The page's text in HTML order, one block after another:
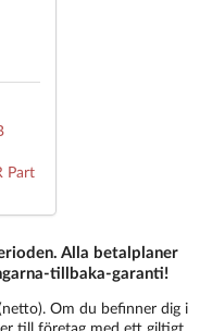
Part
Alla betalplaner
tillbaka-garanti!
Om du befinner dig i